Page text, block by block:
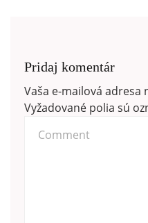
Pridaj komentár
Vaša e-mailová adresa
Vyžadované polia sú